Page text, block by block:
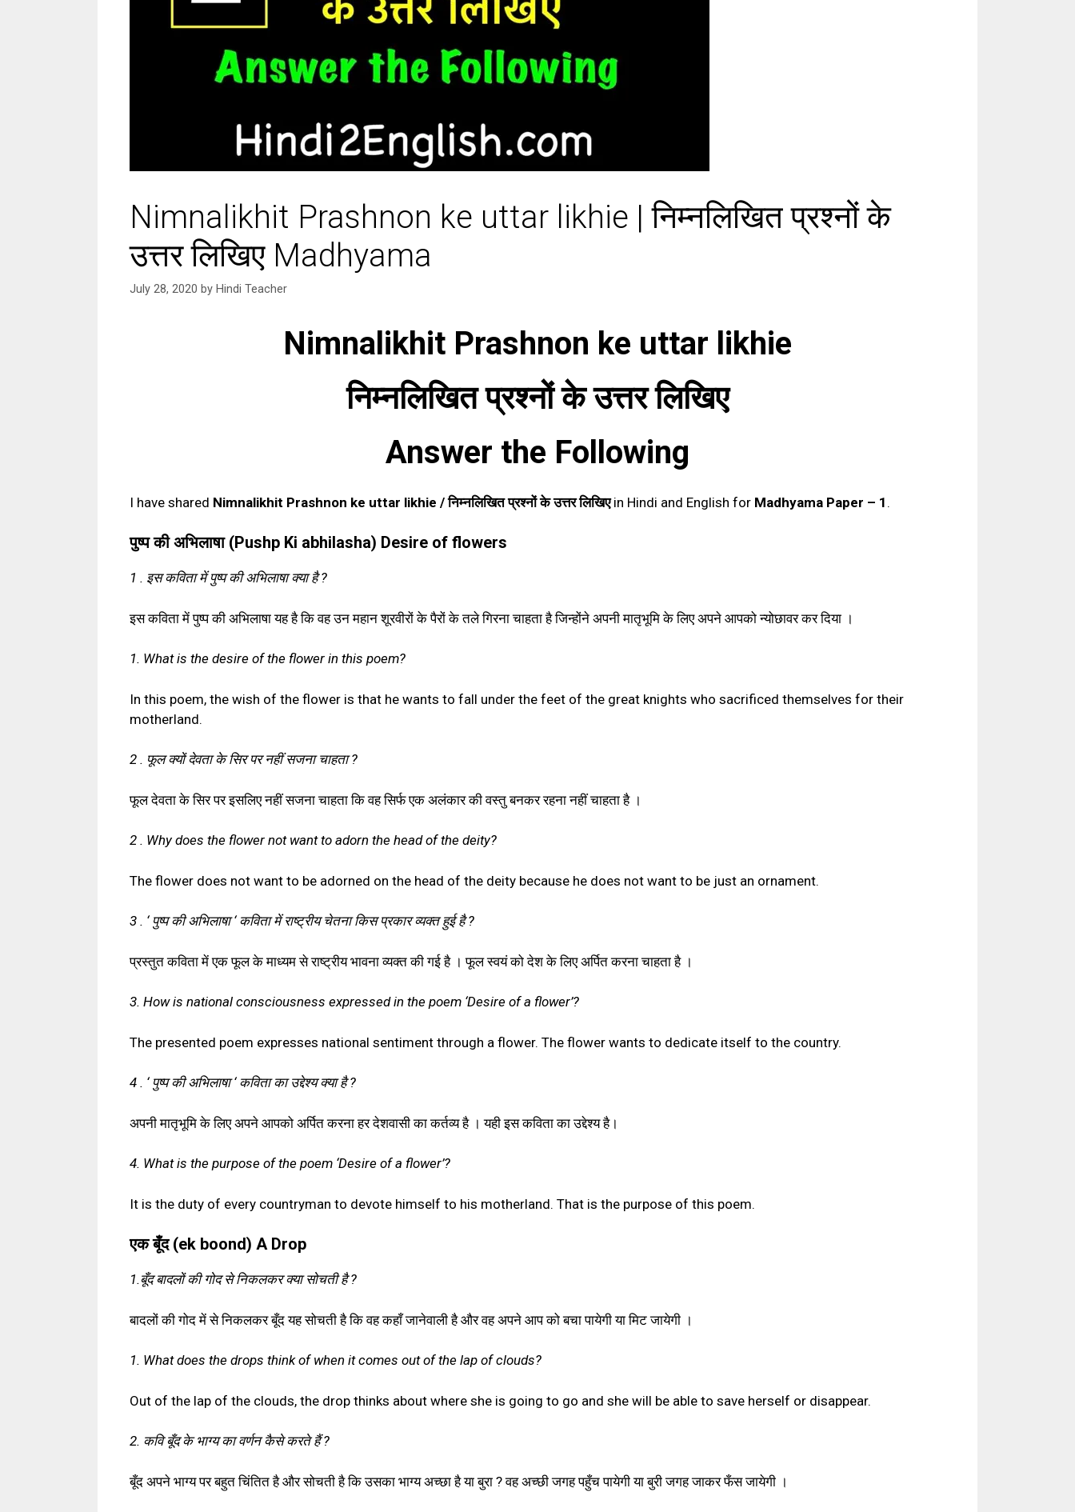
Nimnalikhit Prashnon ke uttar likhie | निम्नलिखित प्रश्नों के
उत्तर लिखिए Madhyama
July 28, 2020 by Hindi Teacher
Nimnalikhit Prashnon ke uttar likhie
निम्नलिखित प्रश्नों के उत्तर लिखिए
Answer the Following
I have shared Nimnalikhit Prashnon ke uttar likhie / निम्नलिखित प्रश्नों के उत्तर लिखिएin Hindi and English for Madhyama Paper – 1 .
पुष्प की अभिलाषा (Pushp Ki abhilasha) Desire of flowers
1 . इस कविता में पुष्प की अभिलाषा क्या है ?
इस कविता में पुष्प की अभिलाषा यह है कि वह उन महान शूरवीरों के पैरों के तले गिरना चाहता है जिन्होंने अपनी मातृभूमि के लिए अपने आपको न्योछावर कर दिया ।
1. What is the desire of the flower in this poem?
In this poem, the wish of the flower is that he wants to fall under the feet of the great knights who sacrificed themselves for their
motherland.
2 . फूल क्यों देवता के सिर पर नहीं सजना चाहता ?
फूल देवता के सिर पर इसलिए नहीं सजना चाहता कि वह सिर्फ एक अलंकार की वस्तु बनकर रहना नहीं चाहता है ।
2 . Why does the flower not want to adorn the head of the deity?
The flower does not want to be adorned on the head of the deity because he does not want to be just an ornament.
3 . ‘ पुष्प की अभिलाषा ‘ कविता में राष्ट्रीय चेतना किस प्रकार व्यक्त हुई है ?
प्रस्तुत कविता में एक फूल के माध्यम से राष्ट्रीय भावना व्यक्त की गई है । फूल स्वयं को देश के लिए अर्पित करना चाहता है ।
3. How is national consciousness expressed in the poem ‘Desire of a flower’?
The presented poem expresses national sentiment through a flower. The flower wants to dedicate itself to the country.
4 . ‘ पुष्प की अभिलाषा ‘ कविता का उद्देश्य क्या है ?
अपनी मातृभूमि के लिए अपने आपको अर्पित करना हर देशवासी का कर्तव्य है । यही इस कविता का उद्देश्य है।
4. What is the purpose of the poem ‘Desire of a flower’?
It is the duty of every countryman to devote himself to his motherland. That is the purpose of this poem.
एक बूँद (ek boond) A Drop
1.बूँद बादलों की गोद से निकलकर क्या सोचती है ?
बादलों की गोद में से निकलकर बूँद यह सोचती है कि वह कहाँ जानेवाली है और वह अपने आप को बचा पायेगी या मिट जायेगी ।
1. What does the drops think of when it comes out of the lap of clouds?
Out of the lap of the clouds, the drop thinks about where she is going to go and she will be able to save herself or disappear.
2. कवि बूँद के भाग्य का वर्णन कैसे करते हैं ?
बूँद अपने भाग्य पर बहुत चिंतित है और सोचती है कि उसका भाग्य अच्छा है या बुरा ? वह अच्छी जगह पहुँच पायेगी या बुरी जगह जाकर फँस जायेगी ।